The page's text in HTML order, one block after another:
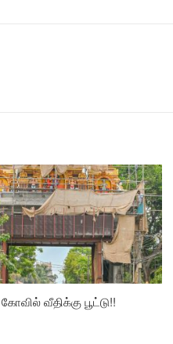
வீதிக்கு பூட்டு!!